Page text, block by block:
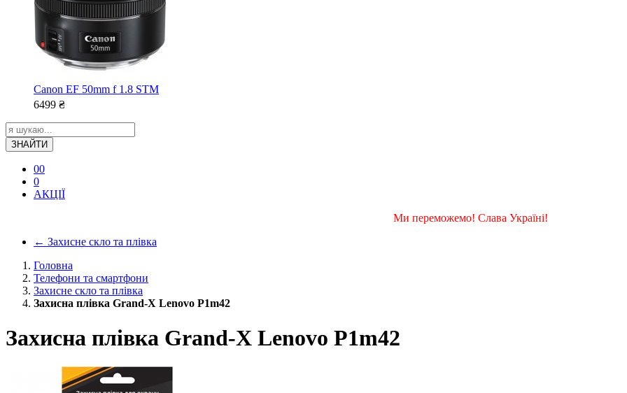
Canon EF 50mm f 1.8 STM
6499 ₴
ЗНАЙТИ
00
0
АКЦІЇ
Ми переможемо! Слава Україні!
← Захисне скло та плівка
Головна
Телефони та смартфони
Захисне скло та плівка
Захисна плівка Grand-X Lenovo P1m42
Захисна плівка Grand-X Lenovo P1m42